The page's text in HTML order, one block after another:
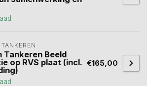
Tankeren Beeld
op RVS plaat (incl. €165,00